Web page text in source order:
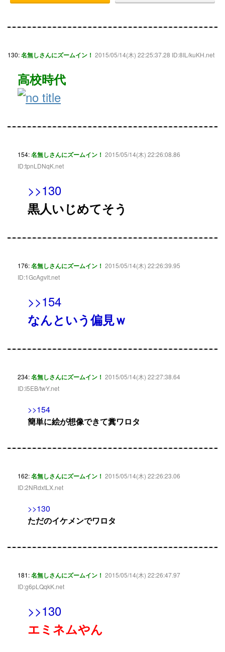
130:名無しさんにズームイン！ 2015/05/14(木) 22:25:37.28 ID:8IL/kuKH.net
高校時代
154:名無しさんにズームイン！ 2015/05/14(木) 22:26:08.86
ID:tpnLDNqK.net
>>130
黒人いじめてそう
176:名無しさんにズームイン！ 2015/05/14(木) 22:26:39.95
ID:1GcAgvlt.net
>>154
なんという偏見ｗ
234:名無しさんにズームイン！ 2015/05/14(木) 22:27:38.64
ID:I5EB/twY.net
>>154
簡単に絵が想像できて糞ワロタ
162:名無しさんにズームイン！ 2015/05/14(木) 22:26:23.06
ID:2NRdxtLX.net
>>130
ただのイケメンでワロタ
181:名無しさんにズームイン！ 2015/05/14(木) 22:26:47.97
ID:g6pLQqkK.net
>>130
エミネムやん